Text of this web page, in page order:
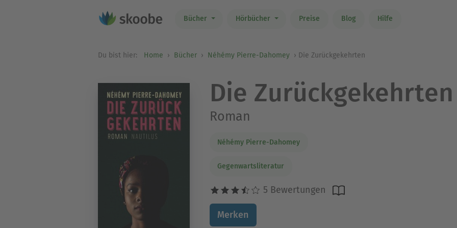
Bücher Hörbücher Preise Blog Hilfe
Du bist hier: Home Bücher Néhémy Pierre-Dahomey Die Zurückgekehrten
Die Zurückgekehrten
Roman
Néhémy Pierre-Dahomey
Gegenwartsliteratur
5 Bewertungen
Merken